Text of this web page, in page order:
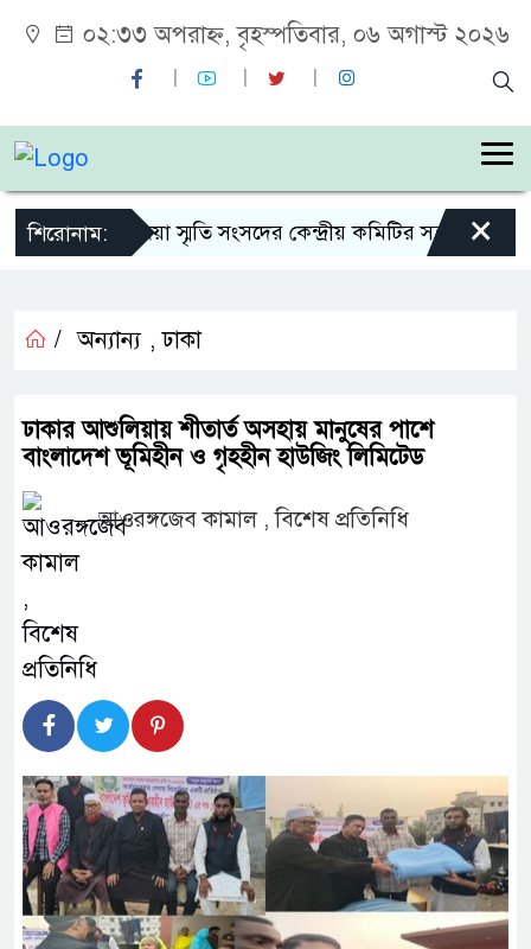
০২:৩৩ অপরাহ্ন, বৃহস্পতিবার, ০৬ অগাস্ট ২০২৬
শিরোনাম:
শহীদ জিয়া স্মৃতি সংসদের কেন্দ্রীয় কমিটির সহ-সভাপতি
×
/ অন্যান্য ,ঢাকা
ঢাকার আশুলিয়ায় শীতার্ত অসহায় মানুষের পাশে
বাংলাদেশ ভূমিহীন ও গৃহহীন হাউজিং লিমিটেড
আওরঙ্গজেব কামাল , বিশেষ প্রতিনিধি